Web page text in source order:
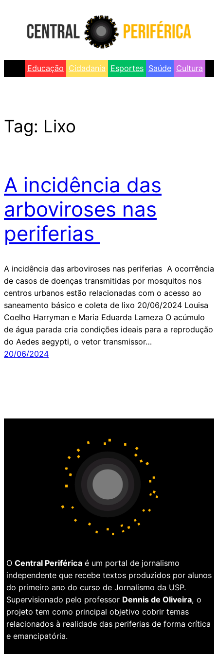
content
Educação Cidadania Esportes Saúde Cultura
Tag: Lixo
A incidência das
arboviroses nas
periferias
A incidência das arboviroses nas periferias A ocorrência
de casos de doenças transmitidas por mosquitos nos
centros urbanos estão relacionadas com o acesso ao
saneamento básico e coleta de lixo 20/06/2024 Louisa
Coelho Harryman e Maria Eduarda Lameza O acúmulo
de água parada cria condições ideais para a reprodução
do Aedes aegypti, o vetor transmissor…
20/06/2024
O Central Periférica é um portal de jornalismo
independente que recebe textos produzidos por alunos
do primeiro ano do curso de Jornalismo da USP.
Supervisionado pelo professor Dennis de Oliveira, o
projeto tem como principal objetivo cobrir temas
relacionados à realidade das periferias de forma crítica
e emancipatória.